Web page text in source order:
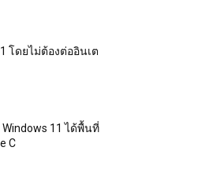
โดยไม่ต้องต่ออินเต
11 ได้พื้นที่
C